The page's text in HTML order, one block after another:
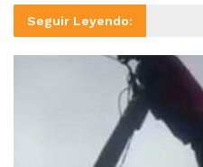
Seguir Leyendo: